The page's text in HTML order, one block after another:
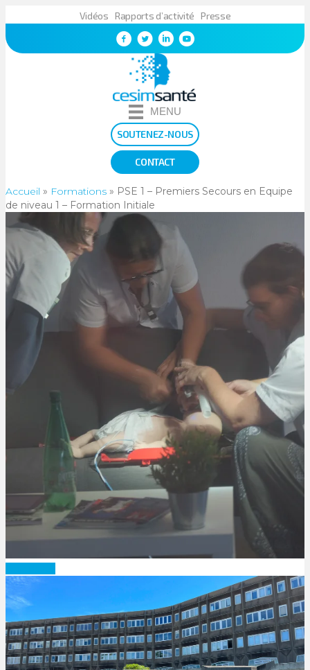
Vidéos Rapports d’activité Presse
MENU
SOUTENEZ-NOUS
CONTACT
Accueil » Formations » PSE 1 – Premiers Secours en Equipe
de niveau 1 – Formation Initiale